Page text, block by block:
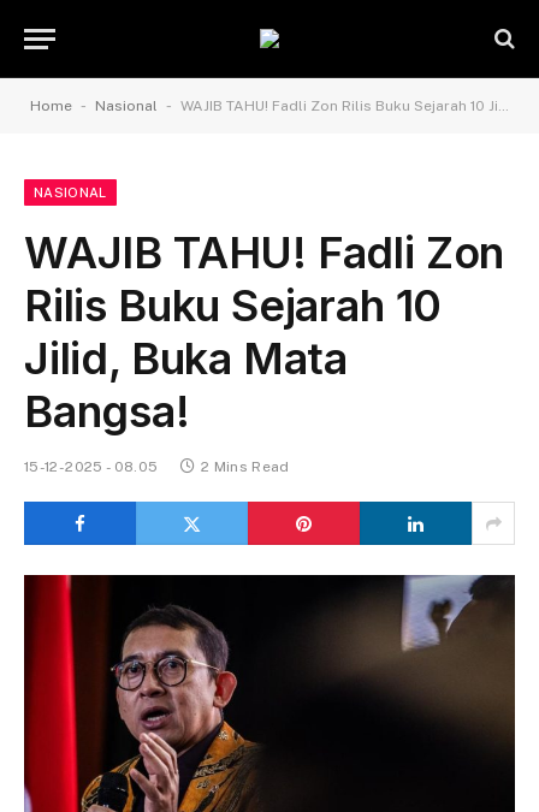
Home - Nasional - WAJIB TAHU! Fadli Zon Rilis Buku Sejarah 10 Jilid, Buka Mata Bangsa!
NASIONAL
WAJIB TAHU! Fadli Zon
Rilis Buku Sejarah 10
Jilid, Buka Mata
Bangsa!
15-12-2025 - 08.05 2 Mins Read